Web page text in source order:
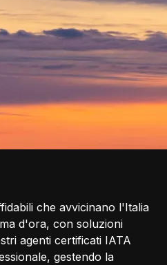
che avvicinano l'Italia
d'ora, con soluzioni
agenti certificati IATA
gestendo la